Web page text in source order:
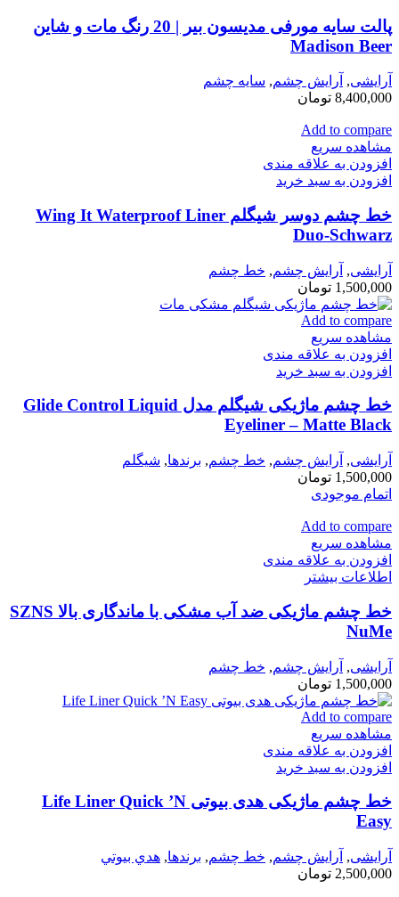
پالت سایه مورفی مدیسون بیر | 20 رنگ مات و شاین
Madison Beer
آرایشی, آرايش چشم, سايه چشم
8,400,000 تومان
Add to compare
مشاهده سریع
افزودن به علاقه مندی
افزودن به سبد خرید
خط چشم دوسر شیگلم Wing It Waterproof Liner
Duo-Schwarz
آرایشی, آرايش چشم, خط چشم
1,500,000 تومان
Add to compare
مشاهده سریع
افزودن به علاقه مندی
افزودن به سبد خرید
خط چشم ماژیکی شیگلم مدل Glide Control Liquid
Eyeliner – Matte Black
آرایشی, آرايش چشم, خط چشم, برندها, شیگلم
1,500,000 تومان
اتمام موجودی
Add to compare
مشاهده سریع
افزودن به علاقه مندی
اطلاعات بیشتر
خط چشم ماژیکی ضد آب مشکی با ماندگاری بالا SZNS
NuMe
آرایشی, آرايش چشم, خط چشم
1,500,000 تومان
Add to compare
مشاهده سریع
افزودن به علاقه مندی
افزودن به سبد خرید
خط چشم ماژیکی هدی بیوتی Life Liner Quick ’N
Easy
آرایشی, آرايش چشم, خط چشم, برندها, هدي بيوتي
2,500,000 تومان